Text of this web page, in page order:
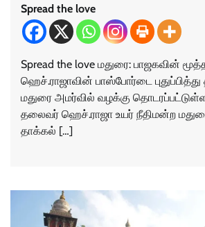
Spread the love
Spread the love மதுரை: பாஜகவின்
ஹெச்.ராஜாவின் பாஸ்போர்டை
மதுரை அமர்வில் வழக்கு
தலைவர் ஹெச்.ராஜா உயர் நீதிமன்ற
தாக்கல் […]